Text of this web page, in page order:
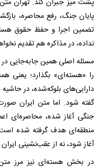
پشت میز جبران کند. تهران
پایان جنگ، رفع محاصره،
تضمین اجرا و حفظ حقوق
نداده، در مذاکره هم تقدیم
مسئله اصلی همین جابه‌جایی
را «هسته‌ای» بگذارد؛ یعنی
دارایی‌های بلوکه‌شده، در
گفته شود. اما متن ایران
جنگی آغاز شده، محاصره‌ای
منطقه‌ای هدف گرفته شده
آغاز شود، نه از عقب‌نشینی
در بخش هسته‌ای نیز مرز